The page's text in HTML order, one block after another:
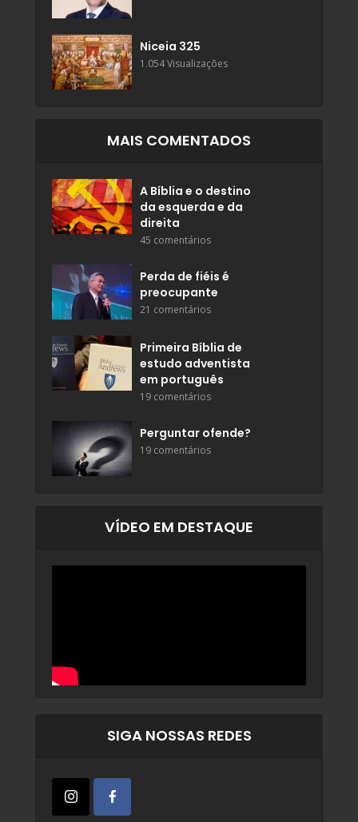
Niceia 325
1.054 Visualizações
MAIS COMENTADOS
A Bíblia e o destino
da esquerda e da
direita
45 comentários
Perda de fiéis é
preocupante
21 comentários
Primeira Bíblia de
estudo adventista
em português
19 comentários
Perguntar ofende?
19 comentários
VÍDEO EM DESTAQUE
SIGA NOSSAS REDES